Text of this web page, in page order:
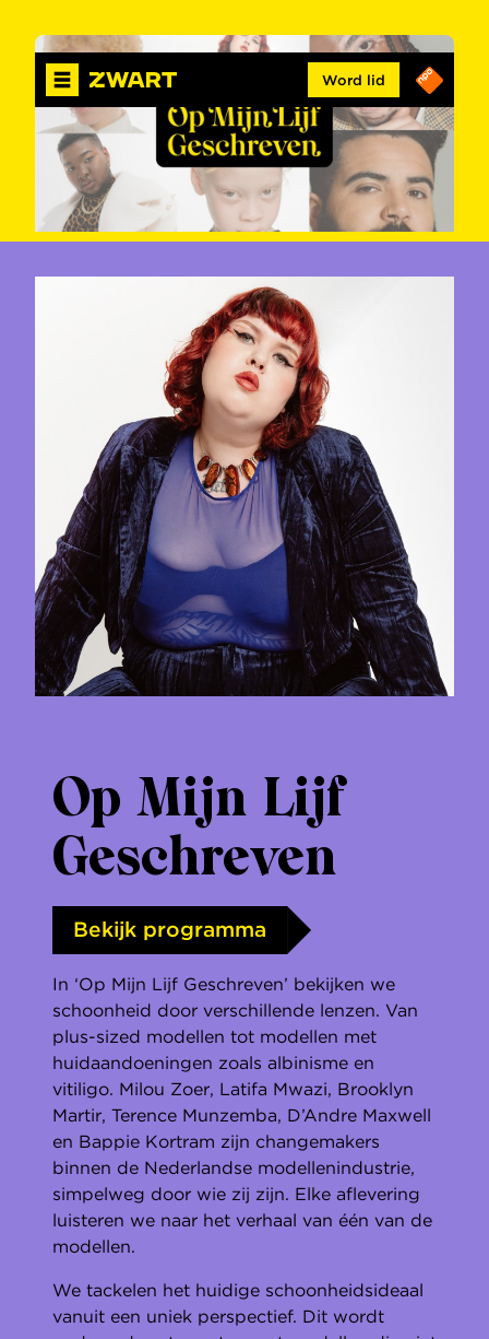
Word lid
Op Mijn Lijf
Geschreven
Bekijk programma
In ‘Op Mijn Lijf Geschreven’ bekijken we
schoonheid door verschillende lenzen. Van
plus-sized modellen tot modellen met
huidaandoeningen zoals albinisme en
vitiligo. Milou Zoer, Latifa Mwazi, Brooklyn
Martir, Terence Munzemba, D’Andre Maxwell
en Bappie Kortram zijn changemakers
binnen de Nederlandse modellenindustrie,
simpelweg door wie zij zijn. Elke aflevering
luisteren we naar het verhaal van één van de
modellen.
We tackelen het huidige schoonheidsideaal
vanuit een uniek perspectief. Dit wordt